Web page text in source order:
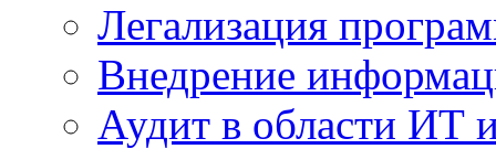
Легализация
Внедрение
Аудит в области ИТ